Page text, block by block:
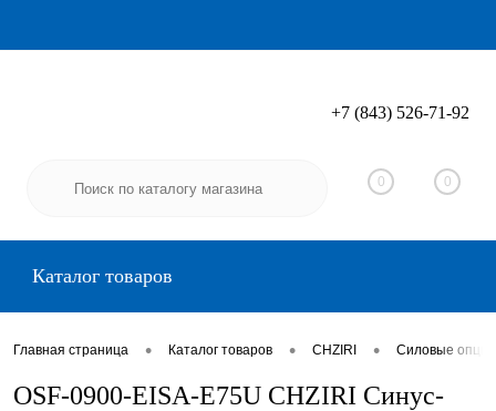
Вход Регистрация
+7 (843) 526-71-92
0 0
Каталог товаров
Главная страница • Каталог товаров • CHZIRI • Силовые
OSF-0900-EISA-E75U CHZIRI Синус-